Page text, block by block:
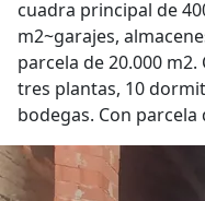
cuadra principal de
m2~garajes,
parcela de 20.000
tres plantas, 10
bodegas. Con parcela